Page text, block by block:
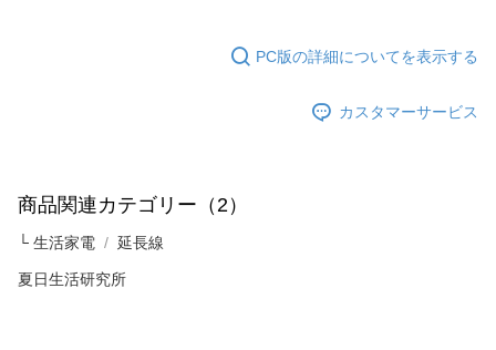
4.ご注文が完了すると、携帯に支払い通知のSMSが届きます。アプリ会員
はアプリの通知に従って、4大コンビニ、またはATM/オンラインバンキン
リをダウンロードして AFTEE 会員になるとお支払い期限を最長 45 日以内
まで延長できます。
お支払期限は、ショップが請求した期日と、AFTEEで延長できる日数をも
とに計算されます。AFTEEで注文すると、商品を受け取るまで支払い期限
配送毎にNT$60、NT$599以上で送料無料
配送毎にNT$60、NT$599以上で送料無料
付款後7-11取貨
配送毎にNT$60、NT$599以上で送料無料
PC版の詳細についてを表示する
カスタマーサービス
商品関連カテゴリー（2）
└ 生活家電 延長線
夏日生活研究所